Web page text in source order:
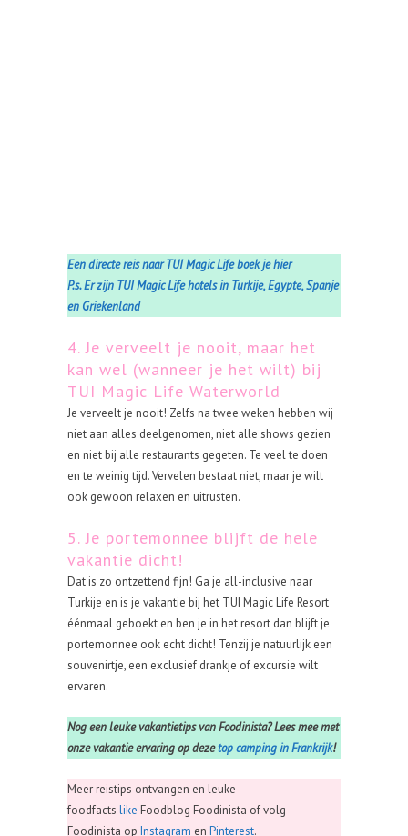
Een directe reis naar TUI Magic Life boek je hier
P.s. Er zijn TUI Magic Life hotels in Turkije, Egypte, Spanje
en Griekenland
4. Je verveelt je nooit, maar het
kan wel (wanneer je het wilt) bij
TUI Magic Life Waterworld
Je verveelt je nooit! Zelfs na twee weken hebben wij
niet aan alles deelgenomen, niet alle shows gezien
en niet bij alle restaurants gegeten. Te veel te doen
en te weinig tijd. Vervelen bestaat niet, maar je wilt
ook gewoon relaxen en uitrusten.
5. Je portemonnee blijft de hele
vakantie dicht!
Dat is zo ontzettend fijn! Ga je all-inclusive naar
Turkije en is je vakantie bij het TUI Magic Life Resort
éénmaal geboekt en ben je in het resort dan blijft je
portemonnee ook echt dicht! Tenzij je natuurlijk een
souvenirtje, een exclusief drankje of excursie wilt
ervaren.
Nog een leuke vakantietips van Foodinista? Lees mee met
onze vakantie ervaring op dezetop camping in Frankrijk!
Meer reistips ontvangen en leuke
foodfacts like Foodblog Foodinista of volg
Foodinista op Instagram en Pinterest.